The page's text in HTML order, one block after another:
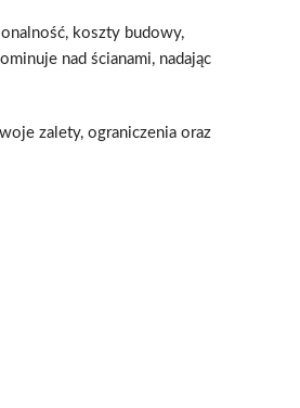
koszty budowy,
nad ścianami, nadając
zalety, ograniczenia oraz